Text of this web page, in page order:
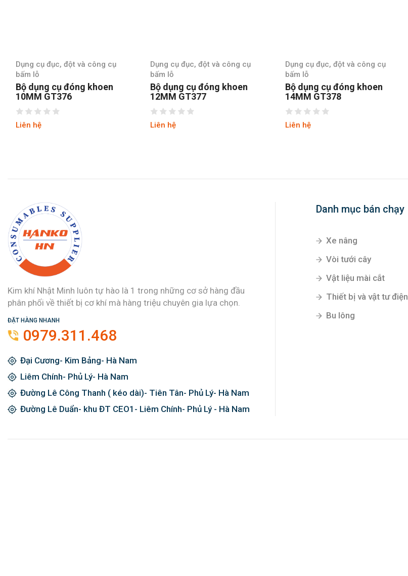
Dụng cụ đục, đột và công cụ
bấm lỗ
Bộ dụng cụ đóng khoen
12MM GT377
Liên hệ
Dụng cụ đục, đột và công cụ
bấm lỗ
Bộ dụng cụ đóng khoen
14MM GT378
Liên hệ
Dụng cụ đục, đột và công cụ
bấm lỗ
Bộ dụng cụ đóng khoen
3.5MM GT768
Liên hệ
Kim khí Nhật Minh luôn tự hào là 1 trong những cơ sở hàng đầu
phân phối về thiết bị cơ khí mà hàng triệu chuyên gia lựa chọn.
ĐẶT HÀNG NHANH
0979.311.468
Đại Cương- Kim Bảng- Hà Nam
Liêm Chính- Phủ Lý- Hà Nam
Đường Lê Công Thanh ( kéo dài)- Tiên Tân- Phủ Lý- Hà Nam
Đường Lê Duẩn- khu ĐT CEO1- Liêm Chính- Phủ Lý - Hà Nam
Danh mục bán chạy
Xe nâng
Vòi tưới cây
Vật liệu mài cắt
Thiết bị và vật tư điện
Bu lông